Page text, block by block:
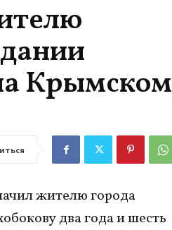
Крымском
жителю города
два года и шесть